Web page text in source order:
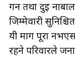
गर्न तथा दुई
जिम्मेवारी
यी माग पूरा
रहने परिवारले